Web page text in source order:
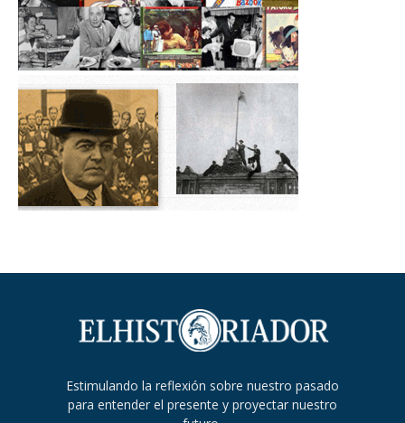
Estimulando la reflexión sobre nuestro pasado
para entender el presente y proyectar nuestro